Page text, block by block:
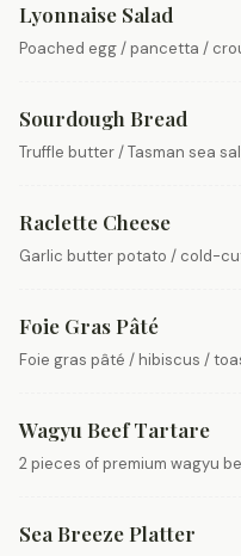
Lyonnaise Salad
Poached egg / pancetta /
Sourdough Bread
Truffle butter / Tasman sea
Raclette Cheese
Garlic butter potato / cold-
Foie Gras Pâté
Foie gras pâté / hibiscus /
Wagyu Beef Tartare
2 pieces of premium wagyu
Sea Breeze Platter